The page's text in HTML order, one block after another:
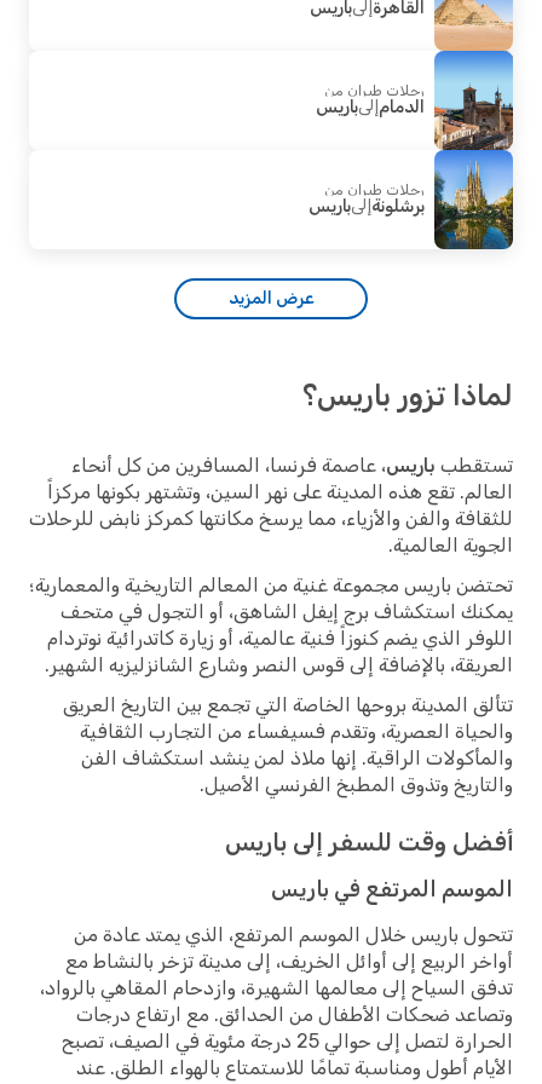
القاهرة إلىباريس
رحلات طيران من
الدمامإلىباريس
رحلات طيران من
برشلونة إلىباريس
عرض المزيد
تزور باريس؟
باريس، عاصمة فرنسا، المسافرين من كل أنحاء
تقع هذه المدينة على نهر السين، وتشتهر بكونها مركزاً
والفن والأزياء، مما يرسخ مكانتها كمركز نابض للرحلات
العالمية.
باريس مجموعة غنية من المعالم التاريخية والمعمارية؛
استكشاف برج إيفل الشاهق، أو التجول في متحف
الذي يضم كنوزاً فنية عالمية، أو زيارة كاتدرائية نوتردام
بالإضافة إلى قوس النصر وشارع الشانزليزيه الشهير.
المدينة بروحها الخاصة التي تجمع بين التاريخ العريق
العصرية، وتقدم فسيفساء من التجارب الثقافية
الراقية. إنها ملاذ لمن ينشد استكشاف الفن
وتذوق المطبخ الفرنسي الأصيل.
وقت للسفر إلى باريس
المرتفع في باريس
باريس خلال الموسم المرتفع، الذي يمتد عادة من
الربيع إلى أوائل الخريف، إلى مدينة تزخر بالنشاط مع
السياح إلى معالمها الشهيرة، وازدحام المقاهي بالرواد،
ضحكات الأطفال من الحدائق. مع ارتفاع درجات
الحرارة لتصل إلى حوالي 25 درجة مئوية في الصيف، تصبح
أطول ومناسبة تمامًا للاستمتاع بالهواء الطلق. عند